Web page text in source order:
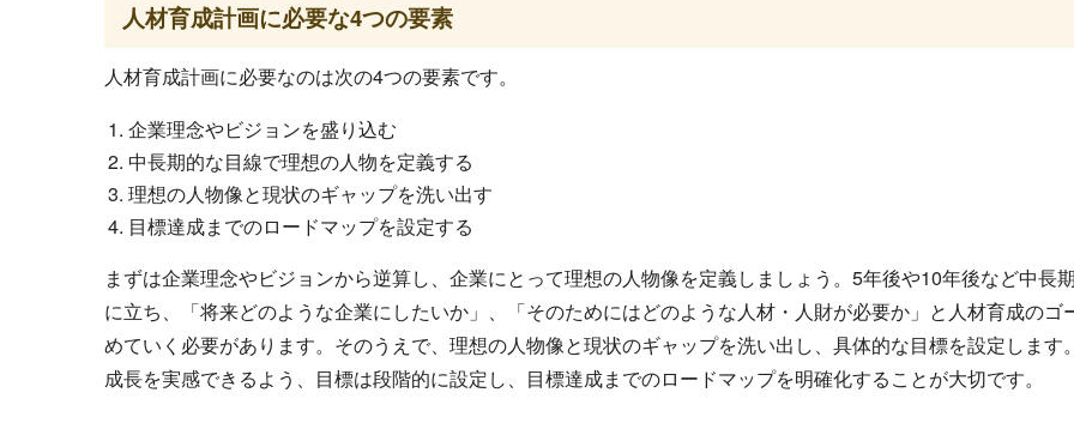
人材育成計画に必要な4つの要素
人材育成計画に必要なのは次の4つの要素です。
企業理念やビジョンを盛り込む
中長期的な目線で理想の人物を定義する
理想の人物像と現状のギャップを洗い出す
目標達成までのロードマップを設定する
まずは企業理念やビジョンから逆算し、企業にとって理想の人物像を定義しましょう。5年後や10年後など中長
に立ち、「将来どのような企業にしたいか」、「そのためにはどのような人材・人財が必要か」と人材育成のゴ
めていく必要があります。そのうえで、理想の人物像と現状のギャップを洗い出し、具体的な目標を設定します
成長を実感できるよう、目標は段階的に設定し、目標達成までのロードマップを明確化することが大切です。